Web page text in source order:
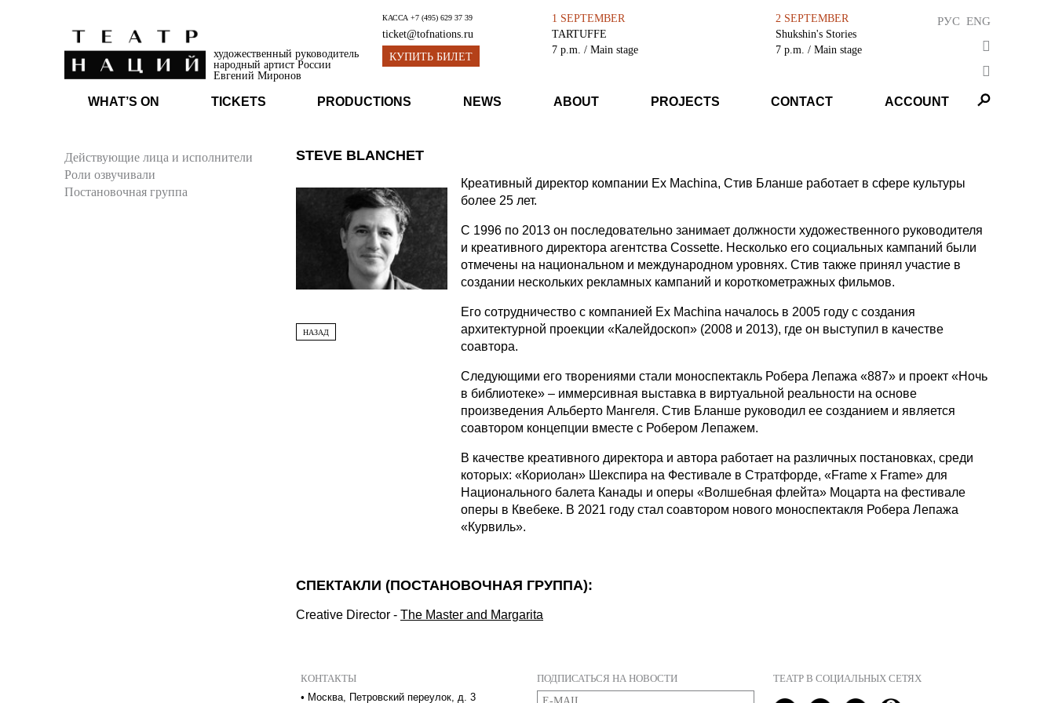
художественный руководитель
народный артист России
Евгений Миронов
КАССА +7 (495) 629 37 39
ticket@tofnations.ru
КУПИТЬ БИЛЕТ
1 SEPTEMBER
TARTUFFE
7 p.m. / Main stage
2 SEPTEMBER
Shukshin's Stories
7 p.m. / Main stage
РУС ENG
WHAT’S ON TICKETS PRODUCTIONS NEWS ABOUT PROJECTS CONTACT ACCOUNT
Действующие лица и исполнители
Роли озвучивали
Постановочная группа
STEVE BLANCHET
НАЗАД
Креативный директор компании Ex Machina, Стив Бланше работает в сфере культуры
более 25 лет.
С 1996 по 2013 он последовательно занимает должности художественного руководителя
и креативного директора агентства Cossette. Несколько его социальных кампаний были
отмечены на национальном и международном уровнях. Стив также принял участие в
создании нескольких рекламных кампаний и короткометражных фильмов.
Его сотрудничество с компанией Ex Machina началось в 2005 году с создания
архитектурной проекции «Калейдоскоп» (2008 и 2013), где он выступил в качестве
соавтора.
Следующими его творениями стали моноспектакль Робера Лепажа «887» и проект «Ночь
в библиотеке» – иммерсивная выставка в виртуальной реальности на основе
произведения Альберто Мангеля. Стив Бланше руководил ее созданием и является
соавтором концепции вместе с Робером Лепажем.
В качестве креативного директора и автора работает на различных постановках, среди
которых: «Кориолан» Шекспира на Фестивале в Стратфорде, «Frame x Frame» для
Национального балета Канады и оперы «Волшебная флейта» Моцарта на фестивале
оперы в Квебеке. В 2021 году стал соавтором нового моноспектакля Робера Лепажа
«Курвиль».
СПЕКТАКЛИ (ПОСТАНОВОЧНАЯ ГРУППА):
Creative Director - The Master and Margarita
КОНТАКТЫ
• Москва, Петровский переулок, д. 3
ПОДПИСАТЬСЯ НА НОВОСТИ ТЕАТР В СОЦИАЛЬНЫХ СЕТЯХ